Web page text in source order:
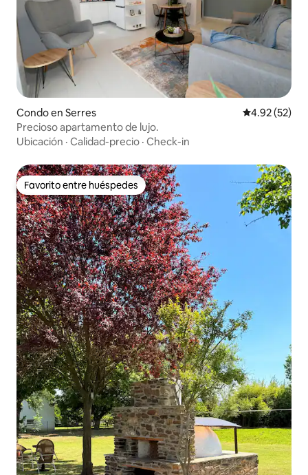
Condo en Serres Calificación
4.92 (52)
Precioso apartamento de lujo.
Ubicación · Calidad-precio · Check-in
Favorito entre huéspedes
Favorito entre huéspedes